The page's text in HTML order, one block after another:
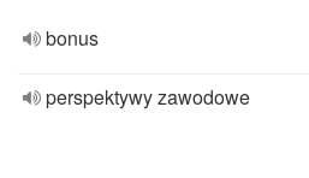
bonus
perspektywy zawodowe